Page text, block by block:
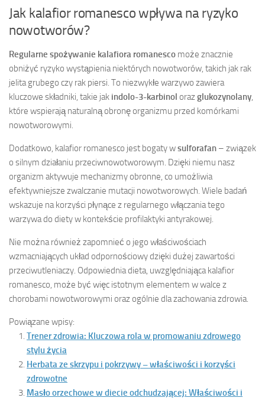
Jak kalafior romanesco wpływa na ryzyko
nowotworów?
Regularne spożywanie kalafiora romanesco może znacznie
obniżyć ryzyko wystąpienia niektórych nowotworów, takich jak rak
jelita grubego czy rak piersi. To niezwykłe warzywo zawiera
kluczowe składniki, takie jak indolo-3-karbinol orazglukozynolany,
które wspierają naturalną obronę organizmu przed komórkami
nowotworowymi.
Dodatkowo, kalafior romanesco jest bogaty wsulforafan – związek
o silnym działaniu przeciwnowotworowym. Dzięki niemu nasz
organizm aktywuje mechanizmy obronne, co umożliwia
efektywniejsze zwalczanie mutacji nowotworowych. Wiele badań
wskazuje na korzyści płynące z regularnego włączania tego
warzywa do diety w kontekście profilaktyki antyrakowej.
Nie można również zapomnieć o jego właściwościach
wzmacniających układ odpornościowy dzięki dużej zawartości
przeciwutleniaczy. Odpowiednia dieta, uwzględniająca kalafior
romanesco, może być więc istotnym elementem w walce z
chorobami nowotworowymi oraz ogólnie dla zachowania zdrowia.
Powiązane wpisy:
Trener zdrowia: Kluczowa rola w promowaniu zdrowego
stylu życia
Herbata ze skrzypu i pokrzywy – właściwości i korzyści
zdrowotne
Masło orzechowe w diecie odchudzającej: Właściwości i